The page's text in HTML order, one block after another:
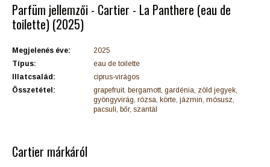
Parfüm jellemzői - Cartier - La Panthere (eau de
toilette) (2025)
Megjelenés éve:
2025
Típus:
eau de toilette
Illatcsalád:
ciprus-virágos
Összetétel:
grapefruit. bergamott, gardénia, zöld jegyek,
gyöngyvirág, rózsa, körte, jázmin, mósusz,
pacsuli, bőr, szantál
Cartier márkáról